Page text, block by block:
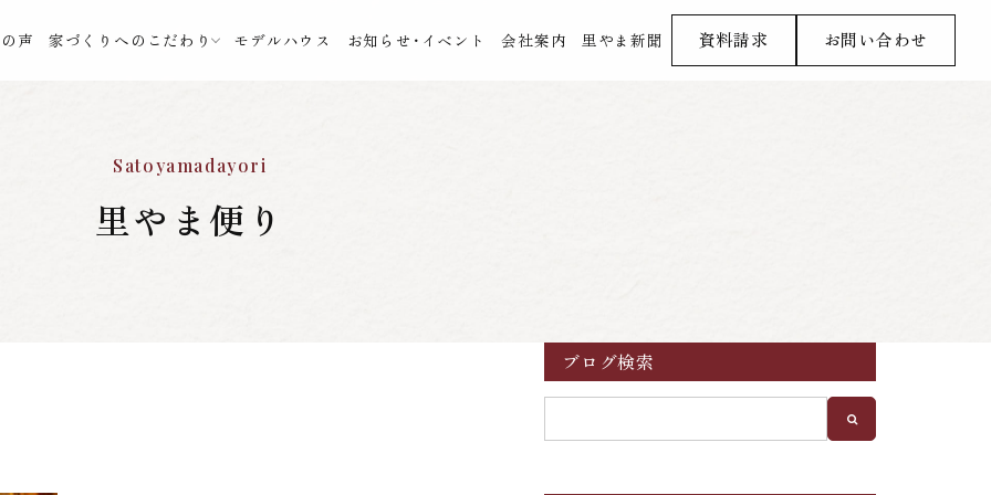
声 家づくりへのこだわり モデルハウス お知らせ・イベント 会社案内 里やま新聞 資料請求 お問い合わせ
Satoyamadayori
里やま便り
ブログ検索